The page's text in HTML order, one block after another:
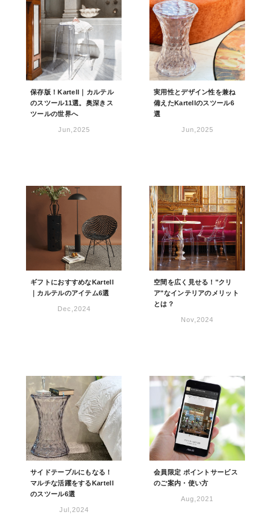
保存版！Kartell｜カルテル
のスツール11選。奥深きス
ツールの世界へ
Jun,2025
実用性とデザイン性を兼ね
備えたKartellのスツール6
選
Jun,2025
ギフトにおすすめなKartell
｜カルテルのアイテム6選
Dec,2024
空間を広く見せる！"クリ
ア"なインテリアのメリット
とは？
Nov,2024
サイドテーブルにもなる！
マルチな活躍をするKartell
のスツール6選
Jul,2024
会員限定 ポイントサービス
のご案内・使い方
Aug,2021